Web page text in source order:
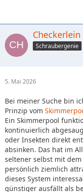
Checkerlein
Schraubergenie
5. Mai 2026
Bei meiner Suche bin
Prinzip vom
Ein Skimmerpool
kontinuierlich
oder Insekten direkt
absinken. Das hat im
seltener selbst mit
persönlich ziemlich
dieses System
günstiger ausfällt als